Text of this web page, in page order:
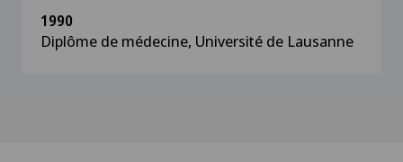
1990
Diplôme de médecine, Université de Lausanne